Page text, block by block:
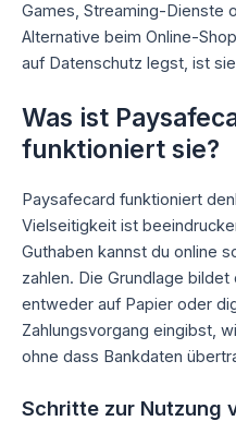
Games, Streaming-Dienste
Alternative beim Online-
auf Datenschutz legst, ist
Was ist
funktioniert sie?
Paysafecard funktioniert
Vielseitigkeit ist
Guthaben kannst du online
zahlen. Die Grundlage
entweder auf Papier oder
Zahlungsvorgang eingibst,
ohne dass Bankdaten
Schritte zur Nutzung